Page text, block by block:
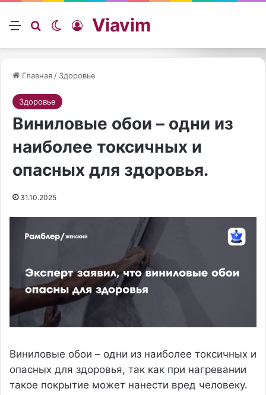
Меню ИскатьSwitch skin
Войти
Viavim
Главная / Здоровье
Здоровье
Виниловые обои – одни из
наиболее токсичных и
опасных для здоровья.
31.10.2025
Виниловые обои – одни из наиболее токсичных и
опасных для здоровья, так как при нагревании
такое покрытие может нанести вред человеку.